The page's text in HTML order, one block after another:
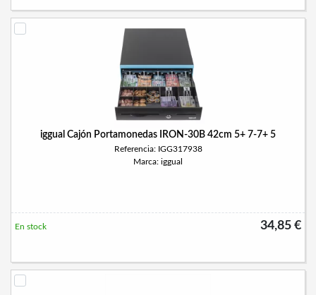
iggual Cajón Portamonedas IRON-30B 42cm 5+ 7-7+ 5
Referencia: IGG317938
Marca: iggual
34,85 €
En stock